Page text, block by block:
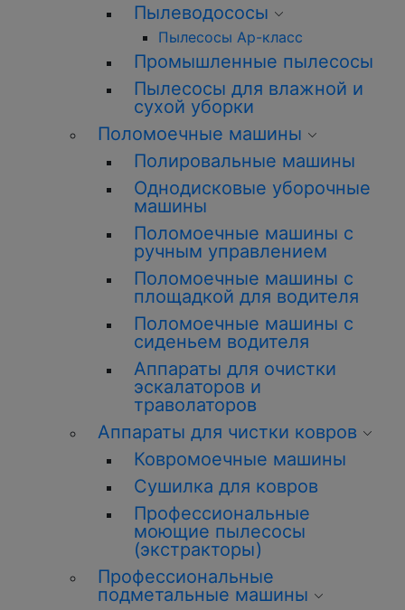
Пылеводососы
Пылесосы Ар-класс
Промышленные пылесосы
Пылесосы для влажной и
сухой уборки
Поломоечные машины
Полировальные машины
Однодисковые уборочные
машины
Поломоечные машины с
ручным управлением
Поломоечные машины с
площадкой для водителя
Поломоечные машины с
сиденьем водителя
Аппараты для очистки
эскалаторов и
траволаторов
Аппараты для чистки ковров
Ковромоечные машины
Сушилка для ковров
Профессиональные
моющие пылесосы
(экстракторы)
Профессиональные
подметальные машины